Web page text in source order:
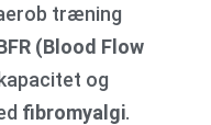
træning
(Blood Flow
og
fibromyalgi.